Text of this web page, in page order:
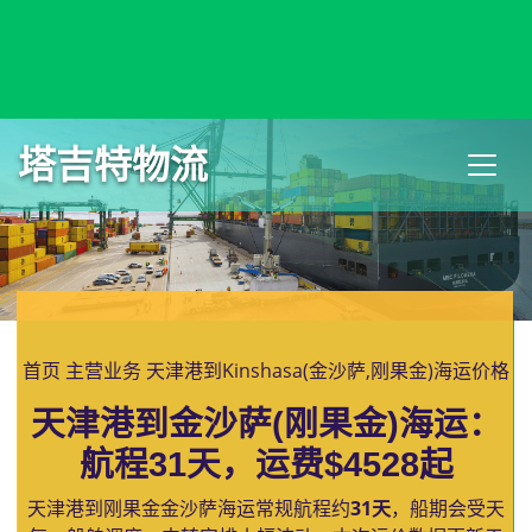
塔吉特物流
首页 主营业务 天津港到Kinshasa(金沙萨,刚果金)海运价格
天津港到金沙萨(刚果金)海运：
航程31天，运费$4528起
天津港到刚果金金沙萨海运常规航程约31天，船期会受天